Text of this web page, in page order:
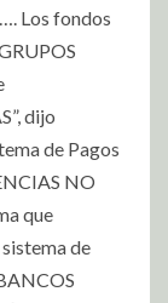
Los fondos
dijo
de Pagos
NO
que
de